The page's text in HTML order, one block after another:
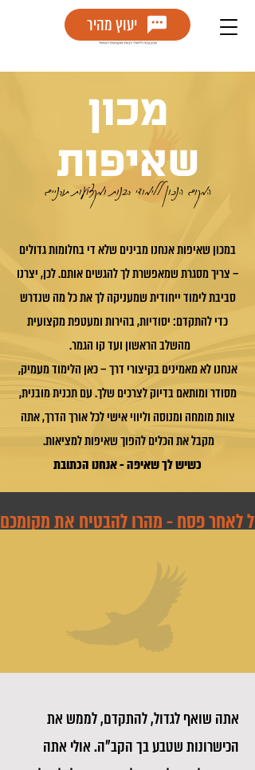
יעוץ מהיר
מכון
שאיפות
המקום הנכון ללימודי רבנות ומקצועות תורניים
במכון שאיפות אנחנו מבינים שלא די בחלומות גדולים
– צריך מסגרת שמאפשרת לך להגשים אותם. לכן, יצרנו
סביבת לימוד ייחודית שמעניקה לך את כל מה שנדרש
כדי להתקדם: יסודיות, בהירות ומעטפת מקצועית
מהשלב הראשון ועד קו הגמר.
אנחנו לא מאמינים בקיצורי דרך – כאן הלימוד מעמיק,
מסודר ומותאם בדיוק לצרכים שלך. עם תכנית מובנית,
צוות מומחה ומנוסה וליווי אישי לכל אורך הדרך, אתה
מקבל את הכלים להפוך שאיפות למציאות.
כשיש לך שאיפה - אנחנו הכתובת
אתה שואף לגדול, להתקדם, לממש את
הכישרונות שטבע בך הקב"ה. אולי אתה